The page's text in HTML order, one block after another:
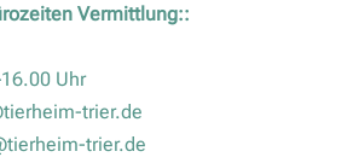
Vermittlung::
Uhr
trier.de
trier.de